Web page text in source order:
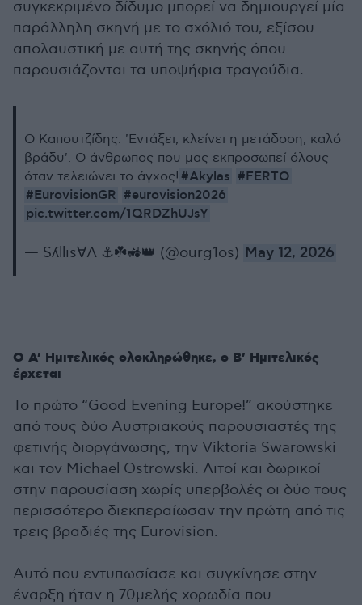
συγκεκριμένο δίδυμο μπορεί να δημιουργεί μία
παράλληλη σκηνή με το σχόλιό του, εξίσου
απολαυστική με αυτή της σκηνής όπου
παρουσιάζονται τα υποψήφια τραγούδια.
Ο Καπουτζίδης: 'Εντάξει, κλείνει η μετάδοση, καλό
βράδυ'. Ο άνθρωπος που μας εκπροσωπεί όλους
όταν τελειώνει το άγχος! #Akylas #FERTO
#EurovisionGR #eurovision2026
pic.twitter.com/1QRDZhUJsY
— Sʎllıs∀Λ ⚓☘️🚜👑 (@ourg1os) May 12, 2026
Ο Α’ Ημιτελικός ολοκληρώθηκε, ο Β’ Ημιτελικός
έρχεται
Το πρώτο “Good Evening Europe!” ακούστηκε
από τους δύο Αυστριακούς παρουσιαστές της
φετινής διοργάνωσης, την Viktoria Swarowski
και τον Michael Ostrowski. Λιτοί και δωρικοί
στην παρουσίαση χωρίς υπερβολές οι δύο τους
περισσότερο διεκπεραίωσαν την πρώτη από τις
τρεις βραδιές της Eurovision.
Αυτό που εντυπωσίασε και συγκίνησε στην
έναρξη ήταν η 70μελής χορωδία που